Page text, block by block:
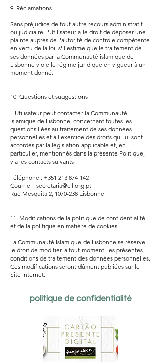
9. Réclamations
Sans préjudice de tout autre recours administratif
ou judiciaire, l'Utilisateur a le droit de déposer une
plainte auprès de l'autorité de contrôle compétente
en vertu de la loi, s'il estime que le traitement de
ses données par la Communauté islamique de
Lisbonne viole le régime juridique en vigueur à un
moment donné.
10. Questions et suggestions
L'Utilisateur peut contacter la Communauté
Islamique de Lisbonne, concernant toutes les
questions liées au traitement de ses données
personnelles et à l'exercice des droits qui lui sont
accordés par la législation applicable et, en
particulier, mentionnés dans la présente Politique,
via les contacts suivants :
Téléphone : +351 213 874 142
Courriel : secretaria@cil.org.pt
Rue Mesquita 2, 1070-238 Lisbonne
11. Modifications de la politique de confidentialité
et de la politique en matière de cookies
La Communauté Islamique de Lisbonne se réserve
le droit de modifier, à tout moment, les présentes
conditions de traitement des données personnelles.
Ces modifications seront dûment publiées sur le
Site Internet.
politique de confidentialité